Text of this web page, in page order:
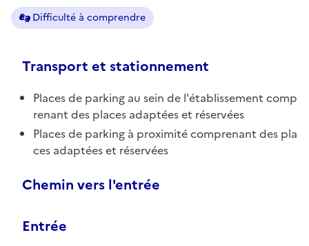
Difficulté à comprendre
Transport et stationnement
Places de parking au sein de l'établissement comp
renant des places adaptées et réservées
Places de parking à proximité comprenant des pla
ces adaptées et réservées
Chemin vers l'entrée
Entrée